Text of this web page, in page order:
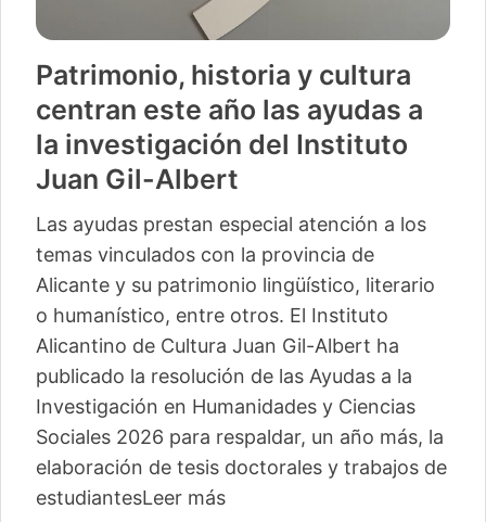
Patrimonio, historia y cultura
centran este año las ayudas a
la investigación del Instituto
Juan Gil-Albert
Las ayudas prestan especial atención a los
temas vinculados con la provincia de
Alicante y su patrimonio lingüístico, literario
o humanístico, entre otros. El Instituto
Alicantino de Cultura Juan Gil-Albert ha
publicado la resolución de las Ayudas a la
Investigación en Humanidades y Ciencias
Sociales 2026 para respaldar, un año más, la
elaboración de tesis doctorales y trabajos de
estudiantesLeer más